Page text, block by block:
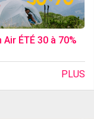
ÉTÉ 30 à 70%
PLUS